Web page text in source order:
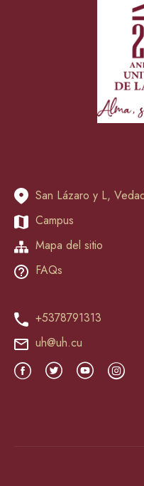
San Lázaro y L,
Campus
Mapa del sitio
FAQs
+5378791313
uh@uh.cu